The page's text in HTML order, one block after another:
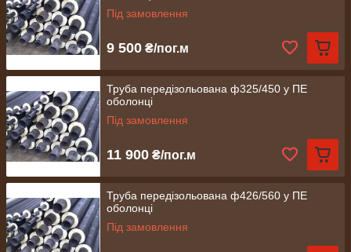
Під замовлення
9 500 ₴/пог.м
Труба передізольована ф325/450 у ПЕ
оболонці
Під замовлення
11 900 ₴/пог.м
Труба передізольована ф426/560 у ПЕ
оболонці
Під замовлення